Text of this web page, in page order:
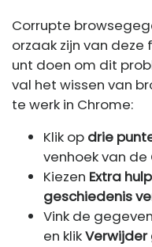
Corrupte
orzaak zijn van deze
unt doen om dit
val het wissen van
te werk in Chrome:
Klik op drie
venhoek van
Kiezen Extra
geschiedenis
Vink de
en klik